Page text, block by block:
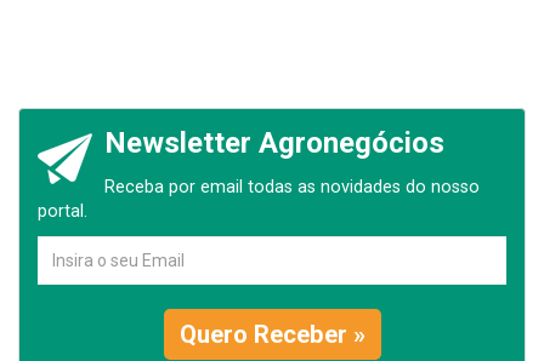
Newsletter Agronegócios
Receba por email todas as novidades do nosso
portal.
Quero Receber »